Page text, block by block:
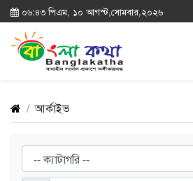
০৬:৪৩ পিএম, ১০ আগস্ট,সোমবার,২০২৬
আর্কাইভ